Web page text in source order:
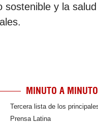
sostenible y la
MINUTO A MINUTO
Tercera lista de los
Prensa Latina